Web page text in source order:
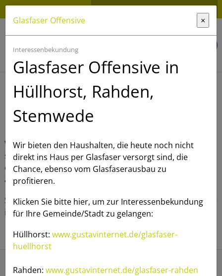
Glasfaser Offensive ×
Interessenbekundung
Glasfaser Offensive in
Hüllhorst, Rahden,
Stemwede
Wir bieten den Haushalten, die heute noch nicht
direkt ins Haus per Glasfaser versorgt sind, die
Chance, ebenso vom Glasfaserausbau zu
profitieren.
Klicken Sie bitte hier, um zur Interessenbekundung
für Ihre Gemeinde/Stadt zu gelangen:
Hüllhorst: www.gustavinternet.de/glasfaser-
huellhorst
Rahden: www.gustavinternet.de/glasfaser-rahden
Hille - Ortsteile
Wir sind laufend dabei, unterversorgte Gebiete mit
schnellem Internet zu erschließen. Der Liste können Sie
entnehmen, wo gustav bereits verfügbar ist, wo gerade
ausgebaut wird und wo der Ausbau aktuell geplant wird.
Sie wollen wissen, ob gustav Internet bei Ihnen verfügbar
ist? Nutzen Sie dafür unseren Verfügbarkeitscheck